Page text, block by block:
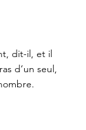
dit-il, et il
d’un seul,